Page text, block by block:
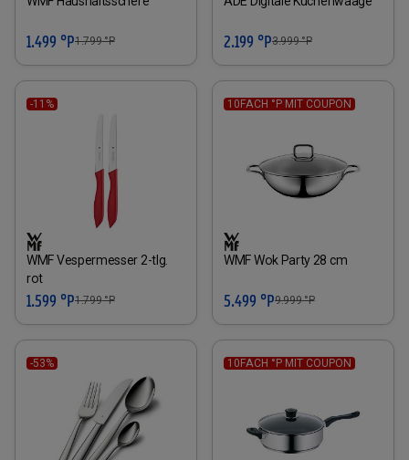
1.499 °P1.799°P 2.199 °P3.999°P
-11%
WMF Vespermesser 2-tlg.
rot
1.599 °P1.799°P
10FACH °P MIT COUPON
WMF Wok Party 28 cm
5.499 °P9.999°P
-53% 10FACH °P MIT COUPON